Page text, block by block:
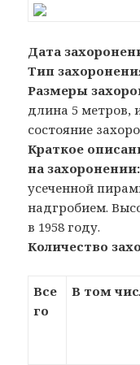
Дата
Тип
Размеры
длина 5 метров,
состояние
Краткое
на захоронении:
усеченной
надгробием.
в 1958 году.
Количество
Все
го
В том